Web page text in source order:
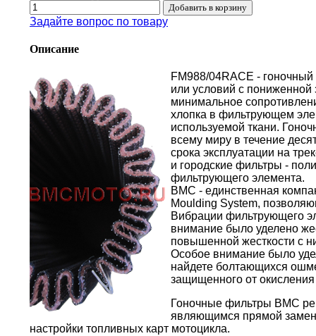
Задайте вопрос по товару
Описание
FM988/04RACE -
или условий с
минимальное
хлопка в фильтрующем
используемой ткани.
всему миру в течение
срока эксплуатации на
и городские фильтры -
фильтрующего элемента.
BMC - единственная
Moulding System,
Вибрации фильтрующего
внимание было уделено
повышенной жесткости с
Особое внимание было
найдете болтающихся
защищенного от
Гоночные фильтры BMC
являющимся прямой
настройки топливных карт мотоцикла.